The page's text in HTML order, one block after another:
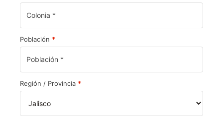
Población *
Región / Provincia *